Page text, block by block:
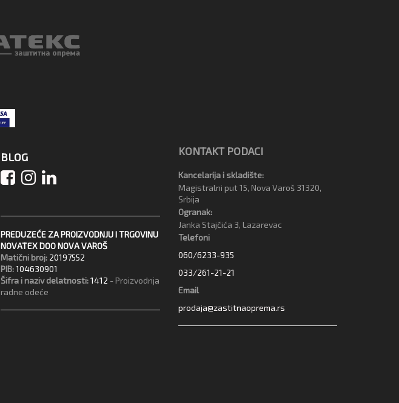
BLOG
PREDUZEĆE ZA PROIZVODNJU I TRGOVINU
NOVATEX DOO NOVA VAROŠ
Matični broj: 20197552
PIB:104630901
Šifra i naziv delatnosti:1412 - Proizvodnja
radne odeće
KONTAKT PODACI
Kancelarija i skladište:
Magistralni put 15, Nova Varoš 31320,
Srbija
Ogranak:
Janka Stajčića 3, Lazarevac
Telefoni
060/6233-935
033/261-21-21
Email
prodaja@zastitnaoprema.rs